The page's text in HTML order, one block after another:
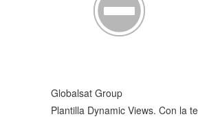
Globalsat Group
Plantilla Dynamic Views. Con la